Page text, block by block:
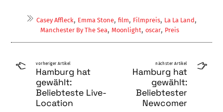
Casey Affleck, Emma Stone, film, Filmpreis, La La Land,
Manchester By The Sea,Moonlight,oscar, Preis
vorheriger Artikel
Hamburg hat
gewählt:
Beliebteste Live-
Location
nächster Artikel
Hamburg hat
gewählt:
Beliebtester
Newcomer